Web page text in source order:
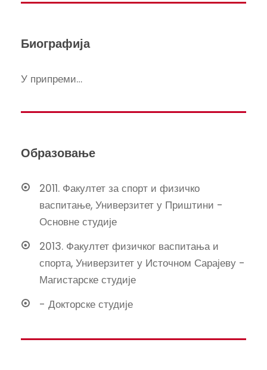
Биографија
У припреми…
Образовање
2011. Факултет за спорт и физичко
васпитање, Универзитет у Приштини -
Основне студије
2013. Факултет физичког васпитања и
спорта, Универзитет у Источном Сарајеву -
Магистарске студије
- Докторске студије